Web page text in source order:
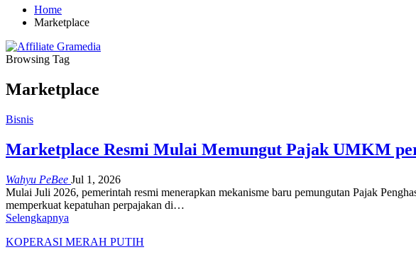
Home
Marketplace
Browsing Tag
Marketplace
Bisnis
Marketplace Resmi Mulai Memungut Pajak UMKM
Wahyu PeBee Jul 1, 2026
Mulai Juli 2026, pemerintah resmi menerapkan mekanisme baru pemungutan Pajak
memperkuat kepatuhan perpajakan di…
Selengkapnya
KOPERASI MERAH PUTIH